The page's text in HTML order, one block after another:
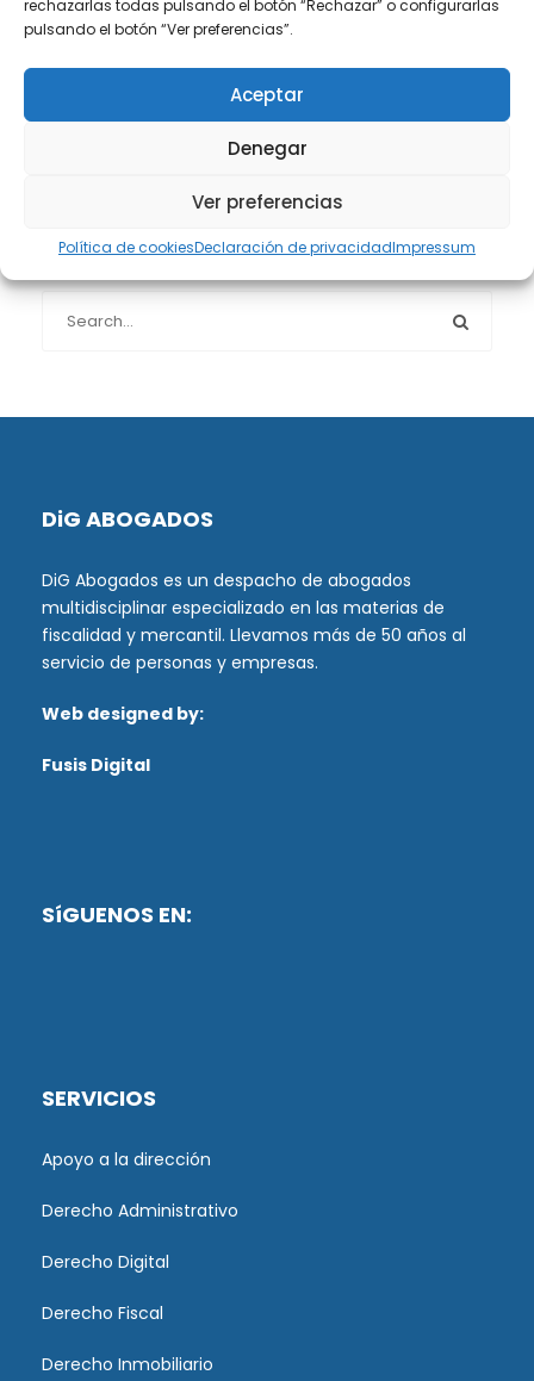
rechazarlas todas pulsando el botón “Rechazar” o configurarlas
pulsando el botón “Ver preferencias”.
Aceptar
Denegar
Ver preferencias
Política de cookiesDeclaración de privacidadImpressum
Protección de datos(40)
Buscador de artículos
DiG ABOGADOS
DiG Abogados es un despacho de abogados
multidisciplinar especializado en las materias de
fiscalidad y mercantil. Llevamos más de 50 años al
servicio de personas y empresas.
Web designed by:
Fusis Digital
SíGUENOS EN:
SERVICIOS
Apoyo a la dirección
Derecho Administrativo
Derecho Digital
Derecho Fiscal
Derecho Inmobiliario